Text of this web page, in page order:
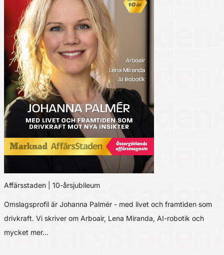
Affärsstaden | 10-årsjubileum
Omslagsprofil är Johanna Palmér - med livet och framtiden som
drivkraft. Vi skriver om Arboair, Lena Miranda, AI-robotik och
mycket mer…